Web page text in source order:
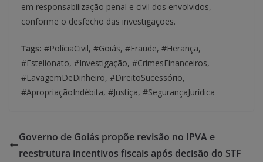
em responsabilização penal e civil dos envolvidos,
conforme o desfecho das investigações.
Tags: #PolíciaCivil, #Goiás, #Fraude, #Herança,
#Estelionato, #Investigação, #CrimesFinanceiros,
#LavagemDeDinheiro, #DireitoSucessório,
#ApropriaçãoIndébita, #Justiça, #SegurançaJurídica
Governo de Goiás propõe revisão no IPVA e
reestrutura incentivos fiscais após decisão do STF